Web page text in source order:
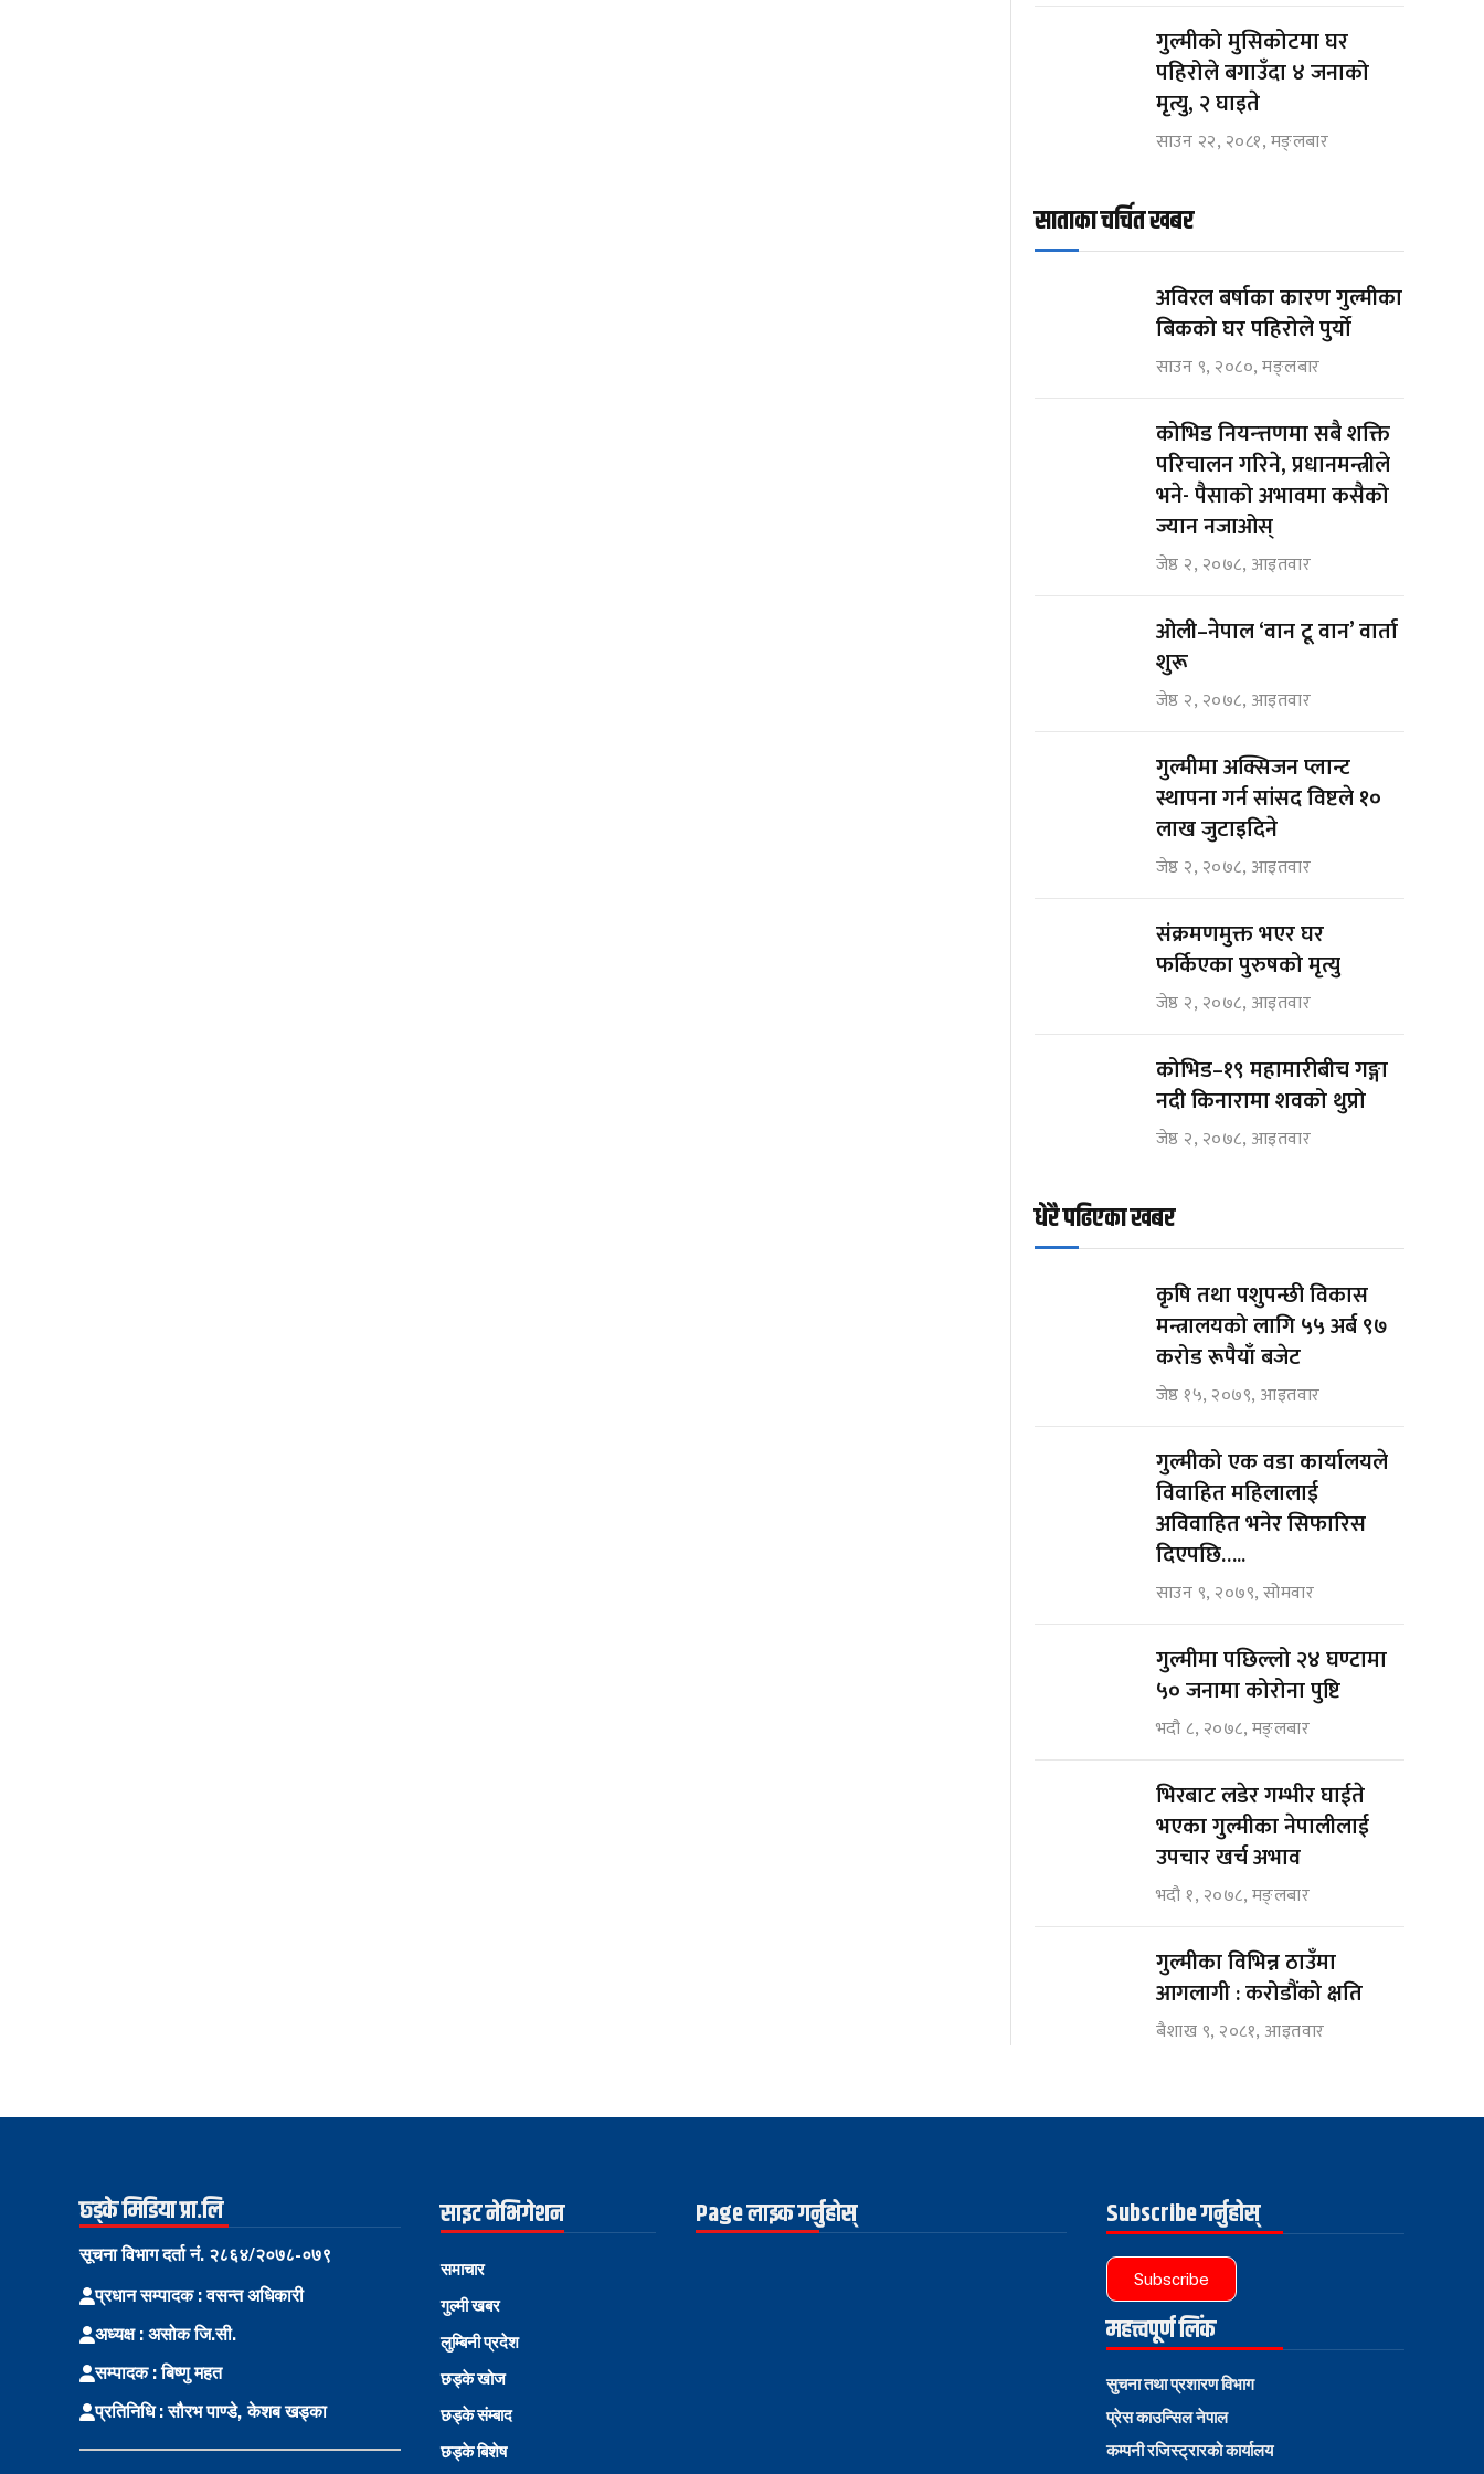
गुल्मीको मुसिकोटमा घर
पहिरोले बगाउँदा ४ जनाको
मृत्यु, २ घाइते
साउन २२, २०८१, मङ्लबार
साताका चर्चित खबर
अविरल बर्षाका कारण गुल्मीका
बिकको घर पहिरोले पुर्यो
साउन ९, २०८०, मङ्लबार
कोभिड नियन्त्तणमा सबै शक्ति
परिचालन गरिने, प्रधानमन्त्रीले
भने- पैसाको अभावमा कसैको
ज्यान नजाओस्
जेष्ठ २, २०७८, आइतवार
ओली–नेपाल ‘वान टू वान’ वार्ता
शुरू
जेष्ठ २, २०७८, आइतवार
गुल्मीमा अक्सिजन प्लान्ट
स्थापना गर्न सांसद विष्टले १०
लाख जुटाइदिने
जेष्ठ २, २०७८, आइतवार
संक्रमणमुक्त भएर घर
फर्किएका पुरुषको मृत्यु
जेष्ठ २, २०७८, आइतवार
कोभिड–१९ महामारीबीच गङ्गा
नदी किनारामा शवको थुप्रो
जेष्ठ २, २०७८, आइतवार
धेरै पढिएका खबर
कृषि तथा पशुपन्छी विकास
मन्त्रालयको लागि ५५ अर्ब ९७
करोड रूपैयाँ बजेट
जेष्ठ १५, २०७९, आइतवार
गुल्मीको एक वडा कार्यालयले
विवाहित महिलालाई
अविवाहित भनेर सिफारिस
दिएपछि…..
साउन ९, २०७९, सोमवार
गुल्मीमा पछिल्लो २४ घण्टामा
५० जनामा कोरोना पुष्टि
भदौ ८, २०७८, मङ्लबार
भिरबाट लडेर गम्भीर घाईते
भएका गुल्मीका नेपालीलाई
उपचार खर्च अभाव
भदौ १, २०७८, मङ्लबार
गुल्मीका विभिन्न ठाउँमा
आगलागी : करोडौंको क्षति
बैशाख ९, २०८१, आइतवार
छ्ड्के मिडिया प्रा.लि
सूचना विभाग दर्ता नं. २८६४/२०७८-०७९
प्रधान सम्पादक : वसन्त अधिकारी
अध्यक्ष : असोक जि.सी.
सम्पादक : बिष्णु महत
प्रतिनिधि : सौरभ पाण्डे, केशब खड्का
साइट नेभिगेशन
समाचार
गुल्मी खबर
लुम्बिनी प्रदेश
छड्के खोज
छड्के संम्बाद
छड्के बिशेष
Page लाइक गर्नुहोस् Subscribe गर्नुहोस्
Subscribe
महत्त्वपूर्ण लिंक
सुचना तथा प्रशारण विभाग
प्रेस काउन्सिल नेपाल
कम्पनी रजिस्ट्रारको कार्यालय